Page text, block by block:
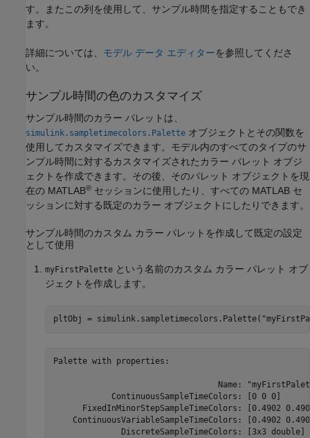
す。またこの列を使用して、サンプル時間を指定することもでき
ます。
詳細については、 モデル データ エディターを参照してくださ
い。
サンプル時間の色のカスタマイズ
サンプル時間のカラー パレットは、
simulink.sampletimecolors.Palette オブジェクトとその関数を
使用してカスタマイズできます。モデル内のすべてのタイプのサ
ンプル時間に対するカスタマイズされたカラー パレット オブジ
ェクトを作成できます。その後、そのパレット オブジェクトを現
在の MATLAB® セッションに使用したり、すべての MATLAB セ
ッションに対する既定のカラー オブジェクトにしたりできます。
サンプル時間のカスタム カラー パレットを作成して既定の設定
として使用
myFirstPalette という名前のカスタム カラー パレット オブ
ジェクトを作成します。
pltObj = simulink.sampletimecolors.Palette(
Palette with properties:
Name:
            ContinuousSampleTimeColors: [0 0 0]
FixedInMinorStepSampleTimeColors: [0.4902
ContinuousVariableSampleTimeColors: [0.4902
              DiscreteSampleTimeColors: [3x3 double]